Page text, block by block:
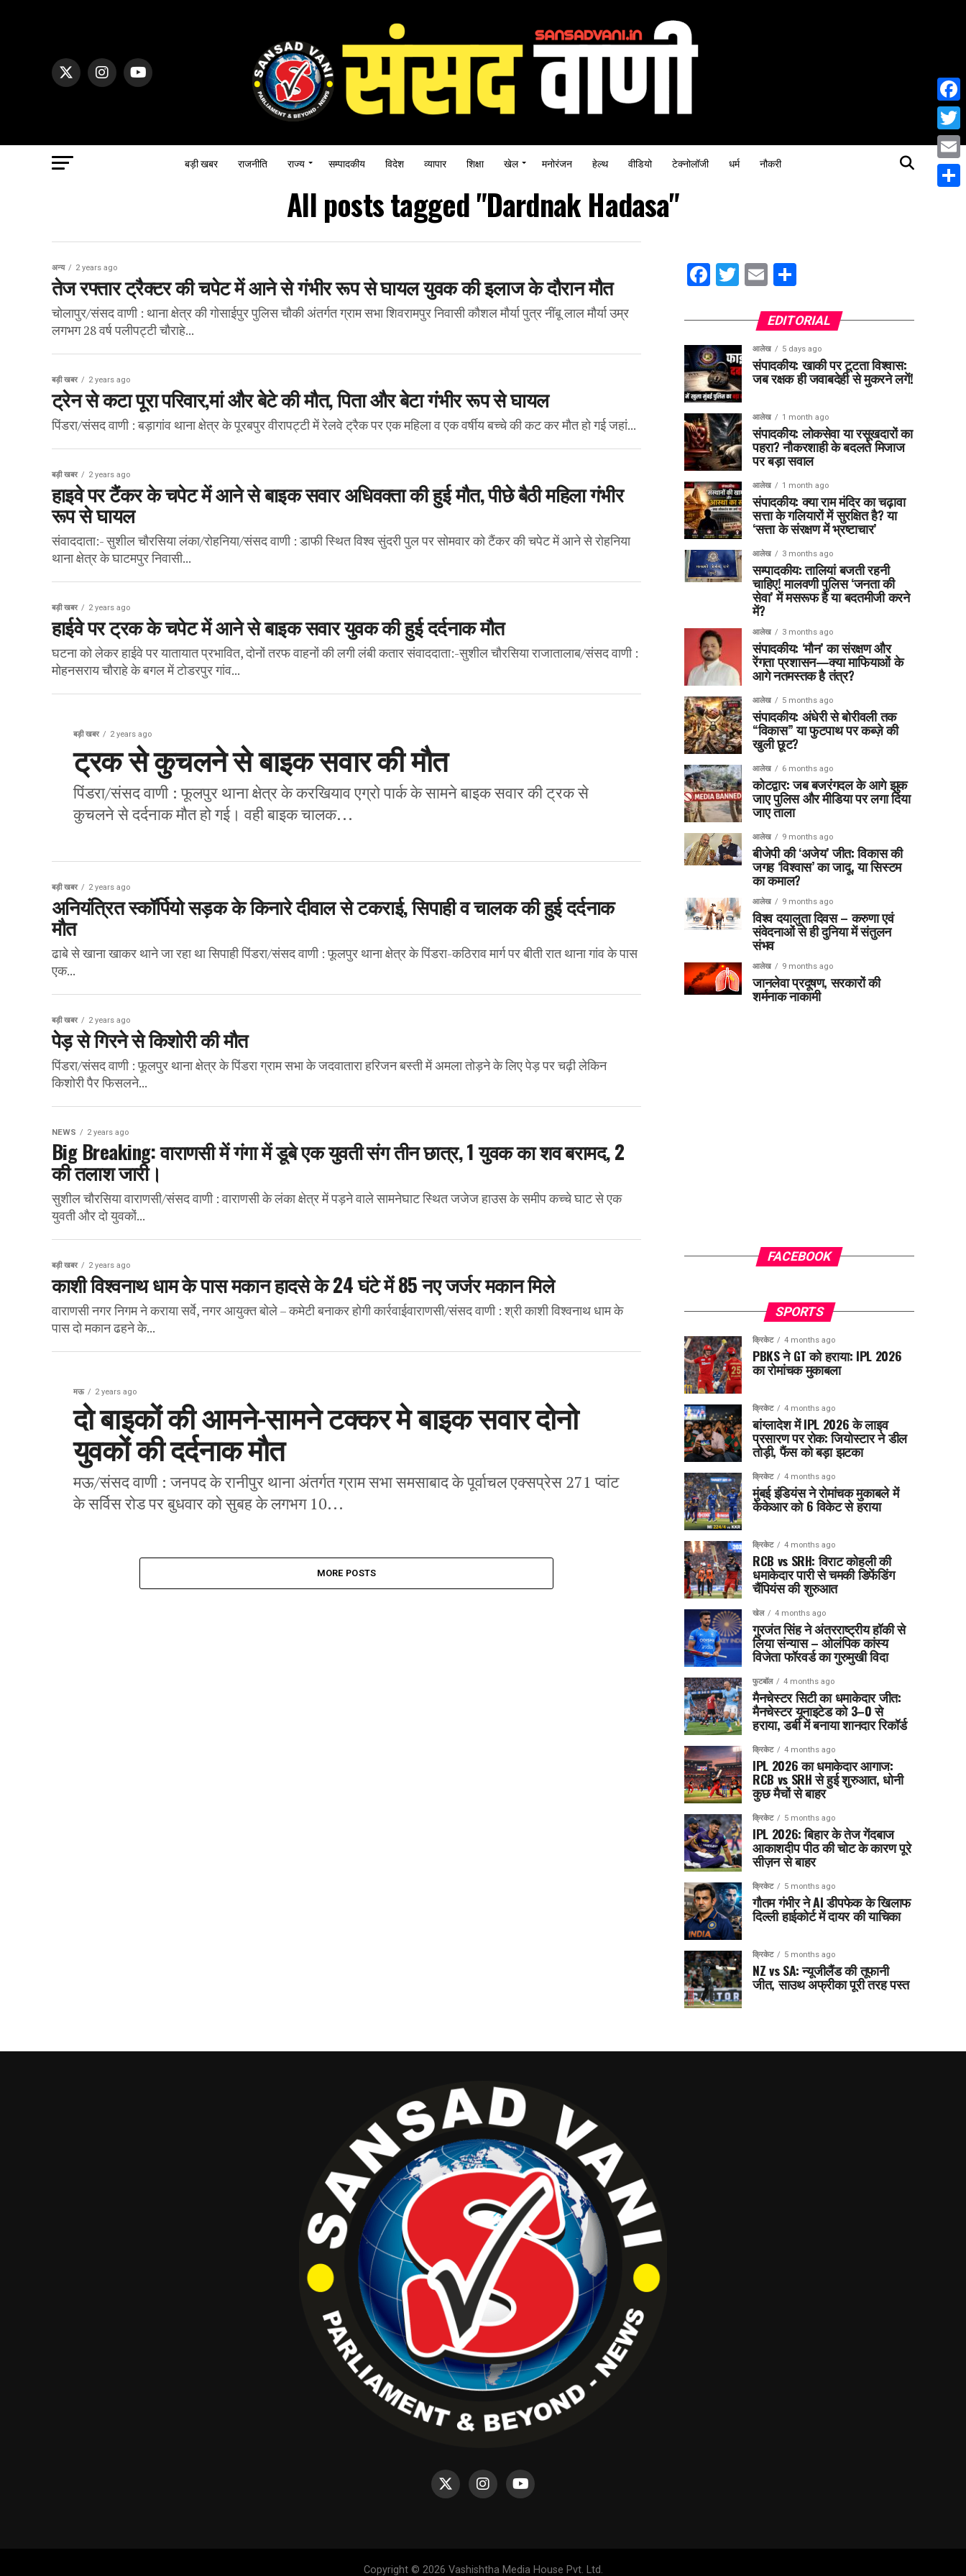
बड़ी खबर राजनीति राज्य सम्पादकीय विदेश व्यापार शिक्षा खेल मनोरंजन हेल्थ वीडियो टेक्नोलॉजी धर्म नौकरी
All posts tagged "Dardnak Hadasa"
अन्य 2 years ago
तेज रफ्तार ट्रैक्टर की चपेट में आने से गंभीर रूप से घायल युवक की इलाज के दौरान मौत
चोलापुर/संसद वाणी : थाना क्षेत्र की गोसाईपुर पुलिस चौकी अंतर्गत ग्राम सभा शिवरामपुर निवासी कौशल मौर्या पुत्र नींबू लाल मौर्या उम्र
लगभग 28 वर्ष पलीपट्टी चौराहे...
बड़ी खबर 2 years ago
ट्रेन से कटा पूरा परिवार,मां और बेटे की मौत, पिता और बेटा गंभीर रूप से घायल
पिंडरा/संसद वाणी : बड़ागांव थाना क्षेत्र के पूरबपुर वीरापट्टी में रेलवे ट्रैक पर एक महिला व एक वर्षीय बच्चे की कट कर मौत हो गई जहां...
बड़ी खबर 2 years ago
हाइवे पर टैंकर के चपेट में आने से बाइक सवार अधिवक्ता की हुई मौत, पीछे बैठी महिला गंभीर
रूप से घायल
संवाददाता:- सुशील चौरसिया लंका/रोहनिया/संसद वाणी : डाफी स्थित विश्व सुंदरी पुल पर सोमवार को टैंकर की चपेट में आने से रोहनिया
थाना क्षेत्र के घाटमपुर निवासी...
बड़ी खबर 2 years ago
हाईवे पर ट्रक के चपेट में आने से बाइक सवार युवक की हुई दर्दनाक मौत
घटना को लेकर हाईवे पर यातायात प्रभावित, दोनों तरफ वाहनों की लगी लंबी कतार संवाददाता:-सुशील चौरसिया राजातालाब/संसद वाणी :
मोहनसराय चौराहे के बगल में टोडरपुर गांव...
बड़ी खबर 2 years ago
ट्रक से कुचलने से बाइक सवार की मौत
पिंडरा/संसद वाणी : फूलपुर थाना क्षेत्र के करखियाव एग्रो पार्क के सामने बाइक सवार की ट्रक से
कुचलने से दर्दनाक मौत हो गई। वही बाइक चालक...
बड़ी खबर 2 years ago
अनियंत्रित स्कॉर्पियो सड़क के किनारे दीवाल से टकराई, सिपाही व चालक की हुई दर्दनाक
मौत
ढाबे से खाना खाकर थाने जा रहा था सिपाही पिंडरा/संसद वाणी : फूलपुर थाना क्षेत्र के पिंडरा-कठिराव मार्ग पर बीती रात थाना गांव के पास
एक...
बड़ी खबर 2 years ago
पेड़ से गिरने से किशोरी की मौत
पिंडरा/संसद वाणी : फूलपुर थाना क्षेत्र के पिंडरा ग्राम सभा के जदवातारा हरिजन बस्ती में अमला तोड़ने के लिए पेड़ पर चढ़ी लेकिन
किशोरी पैर फिसलने...
NEWS 2 years ago
Big Breaking: वाराणसी में गंगा में डूबे एक युवती संग तीन छात्र, 1 युवक का शव बरामद, 2
की तलाश जारी।
सुशील चौरसिया वाराणसी/संसद वाणी : वाराणसी के लंका क्षेत्र में पड़ने वाले सामनेघाट स्थित जजेज हाउस के समीप कच्चे घाट से एक
युवती और दो युवकों...
बड़ी खबर 2 years ago
काशी विश्वनाथ धाम के पास मकान हादसे के 24 घंटे में 85 नए जर्जर मकान मिले
वाराणसी नगर निगम ने कराया सर्वे, नगर आयुक्त बोले – कमेटी बनाकर होगी कार्रवाईवाराणसी/संसद वाणी : श्री काशी विश्वनाथ धाम के
पास दो मकान ढहने के...
मऊ 2 years ago
दो बाइकों की आमने-सामने टक्कर मे बाइक सवार दोनो
युवकों की दर्दनाक मौत
मऊ/संसद वाणी : जनपद के रानीपुर थाना अंतर्गत ग्राम सभा समसाबाद के पूर्वाचल एक्सप्रेस 271 प्वांट
के सर्विस रोड पर बुधवार को सुबह के लगभग 10...
MORE POSTS
Facebook
Twitter
Email
EDITORIAL
आलेख 5 days ago
संपादकीय: खाकी पर टूटता विश्वास:
जब रक्षक ही जवाबदेही से मुकरने लगें!
आलेख 1 month ago
संपादकीय: लोकसेवा या रसूखदारों का
पहरा? नौकरशाही के बदलते मिजाज
पर बड़ा सवाल
आलेख 1 month ago
संपादकीय: क्या राम मंदिर का चढ़ावा
सत्ता के गलियारों में सुरक्षित है? या
‘सत्ता के संरक्षण में भ्रष्टाचार’
आलेख 3 months ago
सम्पादकीय: तालियां बजती रहनी
चाहिए! मालवणी पुलिस ‘जनता की
सेवा’ में मसरूफ है या बदतमीजी करने
में?
आलेख 3 months ago
संपादकीय: ‘मौन’ का संरक्षण और
रेंगता प्रशासन—क्या माफियाओं के
आगे नतमस्तक है तंत्र?
आलेख 5 months ago
संपादकीय: अंधेरी से बोरीवली तक
“विकास” या फुटपाथ पर कब्ज़े की
खुली छूट?
आलेख 6 months ago
कोटद्वार: जब बजरंगदल के आगे झुक
जाए पुलिस और मीडिया पर लगा दिया
जाए ताला
आलेख 9 months ago
बीजेपी की ‘अजेय’ जीत: विकास की
जगह ‘विश्वास’ का जादू, या सिस्टम
का कमाल?
आलेख 9 months ago
विश्व दयालुता दिवस – करुणा एवं
संवेदनाओं से ही दुनिया में संतुलन
संभव
आलेख 9 months ago
जानलेवा प्रदूषण, सरकारों की
शर्मनाक नाकामी
FACEBOOK
SPORTS
क्रिकेट 4 months ago
PBKS ने GT को हराया: IPL 2026
का रोमांचक मुकाबला
क्रिकेट 4 months ago
बांग्लादेश में IPL 2026 के लाइव
प्रसारण पर रोक: जियोस्टार ने डील
तोड़ी, फैंस को बड़ा झटका
क्रिकेट 4 months ago
मुंबई इंडियंस ने रोमांचक मुकाबले में
केकेआर को 6 विकेट से हराया
क्रिकेट 4 months ago
RCB vs SRH: विराट कोहली की
धमाकेदार पारी से चमकी डिफेंडिंग
चैंपियंस की शुरुआत
खेल 4 months ago
गुरजंत सिंह ने अंतरराष्ट्रीय हॉकी से
लिया संन्यास – ओलंपिक कांस्य
विजेता फॉरवर्ड का गुरुमुखी विदा
फुटबॉल 4 months ago
मैनचेस्टर सिटी का धमाकेदार जीत:
मैनचेस्टर यूनाइटेड को 3–0 से
हराया, डर्बी में बनाया शानदार रिकॉर्ड
क्रिकेट 4 months ago
IPL 2026 का धमाकेदार आगाज:
RCB vs SRH से हुई शुरुआत, धोनी
कुछ मैचों से बाहर
क्रिकेट 5 months ago
IPL 2026: बिहार के तेज गेंदबाज
आकाशदीप पीठ की चोट के कारण पूरे
सीज़न से बाहर
क्रिकेट 5 months ago
गौतम गंभीर ने AI डीपफेक के खिलाफ
दिल्ली हाईकोर्ट में दायर की याचिका
क्रिकेट 5 months ago
NZ vs SA: न्यूजीलैंड की तूफानी
जीत, साउथ अफ्रीका पूरी तरह पस्त
Copyright © 2026 Vashishtha Media House Pvt. Ltd.
Email